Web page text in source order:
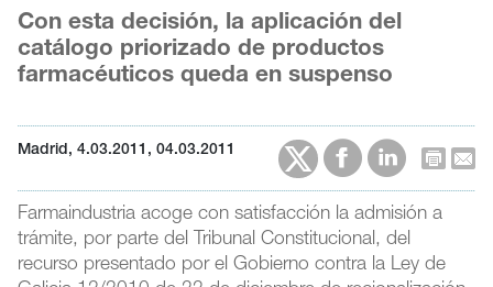
Con esta decisión, la aplicación del
catálogo priorizado de productos
farmacéuticos queda en suspenso
Madrid, 4.03.2011, 04.03.2011
Farmaindustria acoge con satisfacción la admisión a
trámite, por parte del Tribunal Constitucional, del
recurso presentado por el Gobierno contra la Ley de